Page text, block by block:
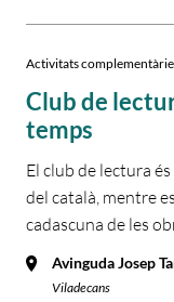
Activitats
Club de
temps
El club de lectura
del català, mentre
cadascuna de les
Avinguda Josep
Viladecans